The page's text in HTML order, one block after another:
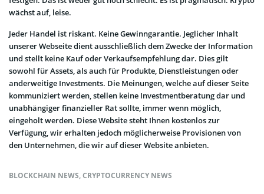
wächst auf, leise.
Jeder Handel ist riskant. Keine Gewinngarantie. Jeglicher Inhalt
unserer Webseite dient ausschließlich dem Zwecke der Information
und stellt keine Kauf oder Verkaufsempfehlung dar. Dies gilt
sowohl für Assets, als auch für Produkte, Dienstleistungen oder
anderweitige Investments. Die Meinungen, welche auf dieser Seite
kommuniziert werden, stellen keine Investmentberatung dar und
unabhängiger finanzieller Rat sollte, immer wenn möglich,
eingeholt werden. Diese Website steht Ihnen kostenlos zur
Verfügung, wir erhalten jedoch möglicherweise Provisionen von
den Unternehmen, die wir auf dieser Website anbieten.
BLOCKCHAIN NEWS,CRYPTOCURRENCY NEWS